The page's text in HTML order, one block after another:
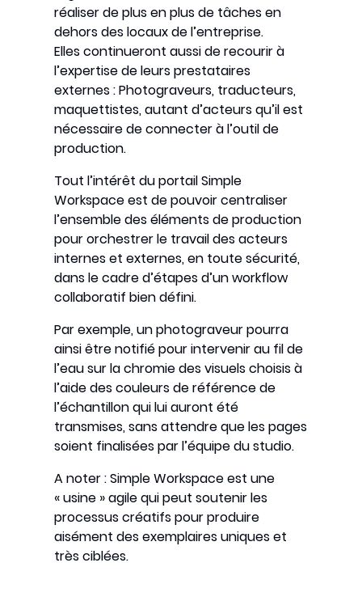
réaliser de plus en plus de tâches en
dehors des locaux de l’entreprise.
Elles continueront aussi de recourir à
l’expertise de leurs prestataires
externes : Photograveurs, traducteurs,
maquettistes, autant d’acteurs qu’il est
nécessaire de connecter à l’outil de
production.
Tout l’intérêt du portail Simple
Workspace est de pouvoir centraliser
l’ensemble des éléments de production
pour orchestrer le travail des acteurs
internes et externes, en toute sécurité,
dans le cadre d’étapes d’un workflow
collaboratif bien défini.
Par exemple, un photograveur pourra
ainsi être notifié pour intervenir au fil de
l’eau sur la chromie des visuels choisis à
l’aide des couleurs de référence de
l’échantillon qui lui auront été
transmises, sans attendre que les pages
soient finalisées par l’équipe du studio.
A noter : Simple Workspace est une
« usine » agile qui peut soutenir les
processus créatifs pour produire
aisément des exemplaires uniques et
très ciblées.